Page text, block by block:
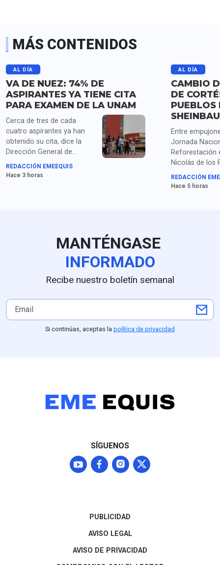
MÁS CONTENIDOS
AL DÍA
VA DE NUEZ: 74% DE
ASPIRANTES YA TIENE CITA
PARA EXAMEN DE LA UNAM
Cerca de tres de cada
cuatro aspirantes ya han
obtenido su cita, dice la
Dirección General de
Administración Escolar de
la UNAM, mientras siguen
REDACCIÓN EMEEQUIS
Hace 3 horas
AL DÍA
CAMBIO
DE
PUEBLOS
Entre
Jornada
Reforestación
Nicolás de los
Puebla,
el cambio de
REDACCIÓN
Hace 5 horas
MANTÉNGASE
INFORMADO
Recibe nuestro boletín semanal
Si continúas, aceptas la política de privacidad
SÍGUENOS
PUBLICIDAD
AVISO LEGAL
AVISO DE PRIVACIDAD